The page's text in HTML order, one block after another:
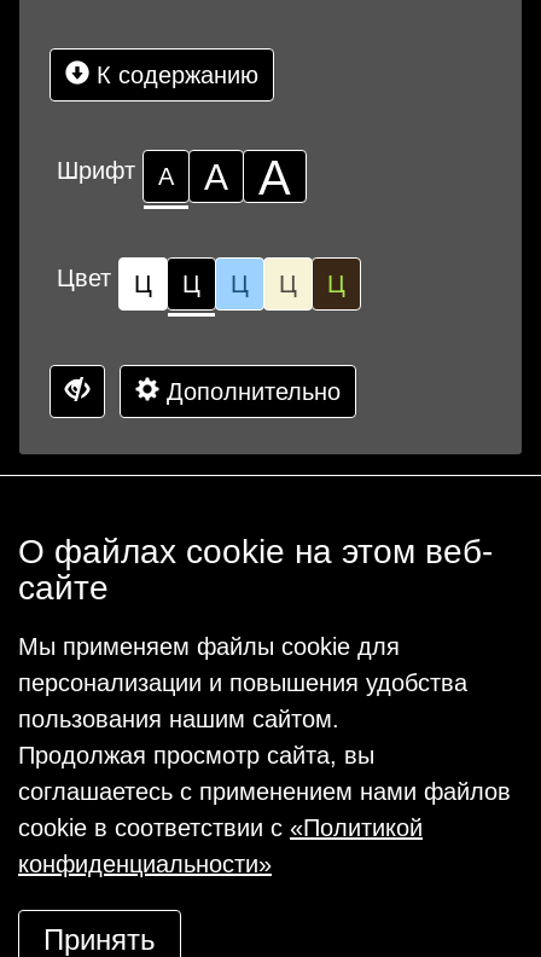
К содержанию
Шрифт А А А
Цвет Ц Ц Ц Ц Ц
Дополнительно
О файлах cookie на этом веб-
сайте
Мы применяем файлы cookie для
персонализации и повышения удобства
пользования нашим сайтом.
Продолжая просмотр сайта, вы
соглашаетесь с применением нами файлов
cookie в соответствии с «Политикой
конфиденциальности»
Принять